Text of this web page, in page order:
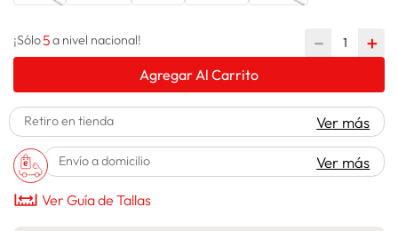
¡Sólo5a nivel nacional! ＋
－
Agregar Al Carrito
Retiro en tienda Ver más
Envío a domicilio Ver más
Ver Guía de Tallas